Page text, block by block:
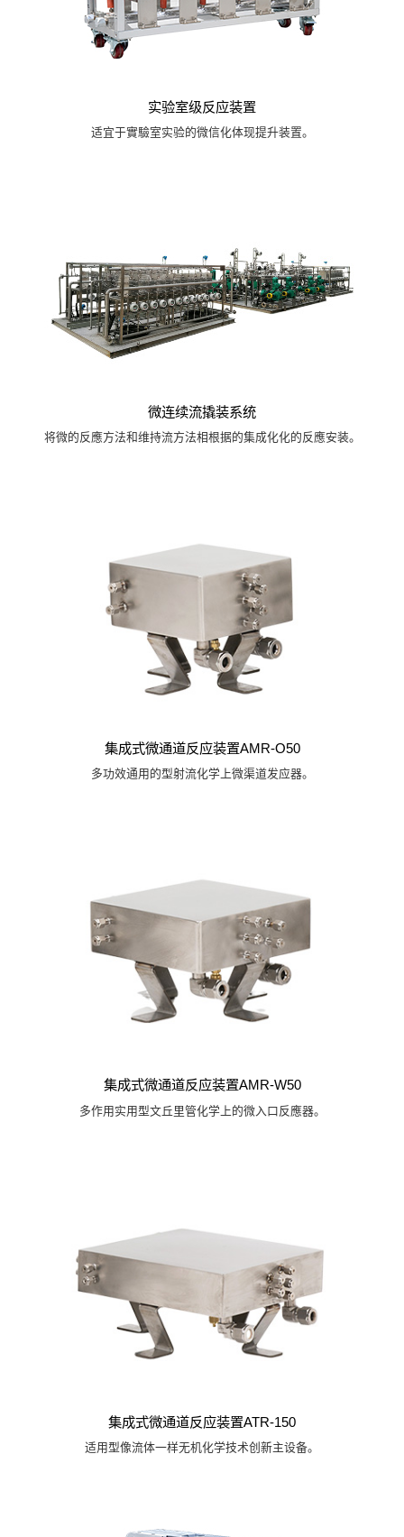
实验室级反应装置
适宜于實驗室实验的微信化体现提升装置。
微连续流撬装系统
将微的反應方法和维持流方法相根据的集成化化的反應安装。
集成式微通道反应装置AMR-O50
多功效通用的型射流化学上微渠道发应器。
集成式微通道反应装置AMR-W50
多作用实用型文丘里管化学上的微入口反應器。
集成式微通道反应装置ATR-150
适用型像流体一样无机化学技术创新主设备。